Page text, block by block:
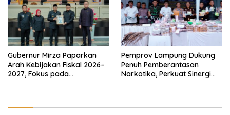
Gubernur Mirza Paparkan
Arah Kebijakan Fiskal 2026–
2027, Fokus pada
Pemprov Lampung Dukung
Penuh Pemberantasan
Narkotika, Perkuat Sinergi